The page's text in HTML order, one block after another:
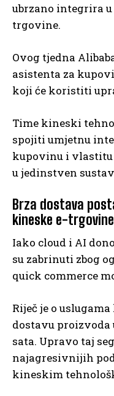
ubrzano integrira
trgovine.
Ovog tjedna
asistenta za
koji će koristiti
Time kineski
spojiti umjetnu
kupovinu i
u jedinstven
Brza dostava
kineske e-trgovine
Iako cloud i AI
su zabrinuti zbog
quick commerce
Riječ je o
dostavu proizvoda
sata. Upravo taj
najagresivnijih
kineskim